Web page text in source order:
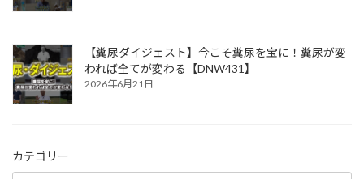
【糞尿ダイジェスト】今こそ糞尿を宝に！糞尿が変
われば全てが変わる【DNW431】
2026年6月21日
カテゴリー